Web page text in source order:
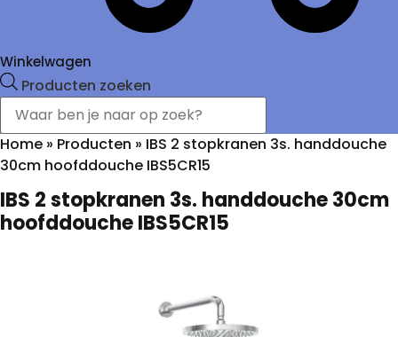
Winkelwagen
Producten zoeken
Home » Producten » IBS 2 stopkranen 3s. handdouche
30cm hoofddouche IBS5CR15
IBS 2 stopkranen 3s. handdouche 30cm
hoofddouche IBS5CR15